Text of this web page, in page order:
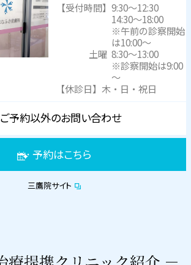
【受付時間】9:30～12:30
14:30～18:00
※午前の診察開始
は10:00～
土曜 8:30～13:00
※診察開始は9:00
～
【休診日】木・日・祝日
ご予約以外のお問い合わせ
予約はこちら
三鷹院サイト